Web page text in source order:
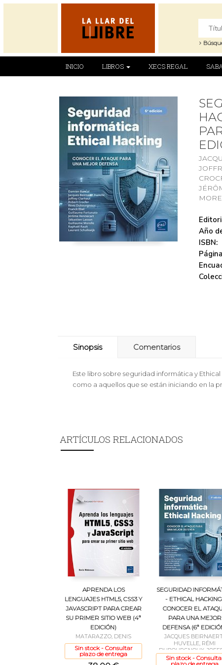
INICIO LIBROS XECS REGAL
Año
ISBN:
Sinopsis Comentarios
Este libro sobre seguridad informática y
como a aquellos que se están iniciando en la
ARTÍCULOS RELACIONADOS
APRENDA LOS
LENGUAJES HTML5, CSS3 Y
JAVASCRIPT PARA CREAR
SU PRIMER SITIO WEB (4ª
EDICIÓN)
MATARAZZO, DENIS
Sin stock - Consultar
plazo de entrega
SEGURIDAD
- ETHICAL
CONOCER EL
PARA UNA MEJOR
DEFENSA (6ª
JACQUES
HUVELLE, RÉMI
DUBOURGNOUX,
CLARHAUT, FRANCK
Sin stock -